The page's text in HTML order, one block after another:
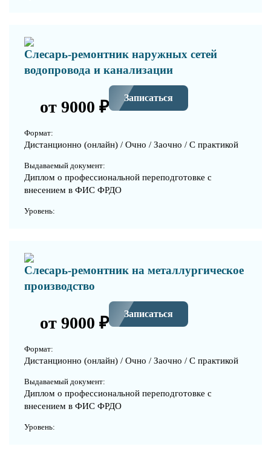
Слесарь-ремонтник наружных сетей
водопровода и канализации
от 9000 ₽ Записаться
Формат:
Дистанционно (онлайн) / Очно / Заочно / С практикой
Выдаваемый документ:
Диплом о профессиональной переподготовке с
внесением в ФИС ФРДО
Уровень:
Слесарь-ремонтник на металлургическое
производство
от 9000 ₽ Записаться
Формат:
Дистанционно (онлайн) / Очно / Заочно / С практикой
Выдаваемый документ:
Диплом о профессиональной переподготовке с
внесением в ФИС ФРДО
Уровень: